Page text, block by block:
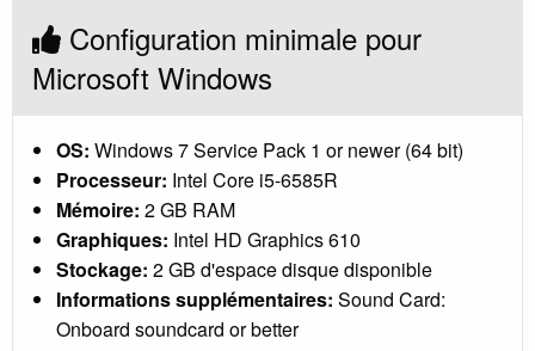
Configuration minimale pour
Microsoft Windows
OS: Windows 7 Service Pack 1 or newer (64 bit)
Processeur: Intel Core i5-6585R
Mémoire: 2 GB RAM
Graphiques: Intel HD Graphics 610
Stockage: 2 GB d'espace disque disponible
Informations supplémentaires: Sound Card:
Onboard soundcard or better